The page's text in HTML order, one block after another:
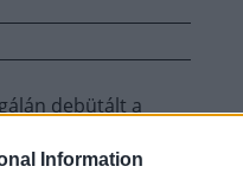
Information
debütált a
visszatekintve